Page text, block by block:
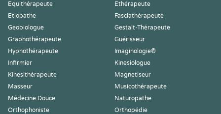
Equithérapeute
Ethérapeute
Etiopathe
Fasciathérapeute
Geobiologue
Gestalt-Thérapeute
Graphothérapeute
Guérisseur
Hypnothérapeute
Imaginologie®
Infirmier
Kinesiologue
Kinesithérapeute
Magnetiseur
Masseur
Musicothérapeute
Médecine Douce
Naturopathe
Orthophoniste
Orthopédie